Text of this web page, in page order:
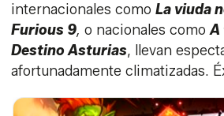
internacionales comoLa viuda
Furious 9, o nacionales comoA
Destino Asturias, llevan
afortunadamente climatizadas.